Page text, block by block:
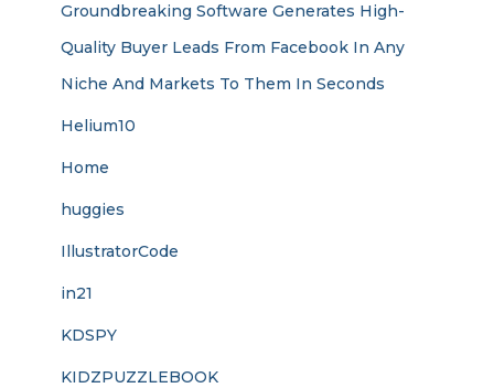
Groundbreaking Software Generates High-
Quality Buyer Leads From Facebook In Any
Niche And Markets To Them In Seconds
Helium10
Home
huggies
IllustratorCode
in21
KDSPY
KIDZPUZZLEBOOK